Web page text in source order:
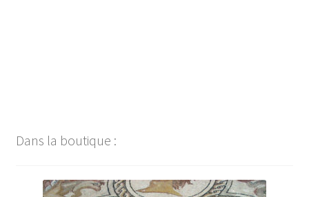
Dans la boutique :